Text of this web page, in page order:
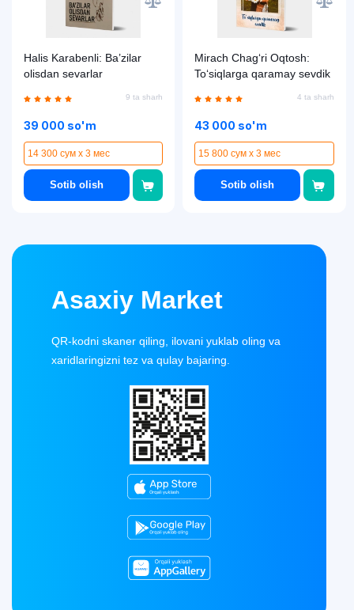
Halis Karabenli: Ba’zilar
olisdan sevarlar
9 ta sharh
39 000 so'm
14 300 сум x 3 мес
Sotib olish
Mirach Chag‘ri Oqtosh:
To‘siqlarga qaramay sevdik
4 ta sharh
43 000 so'm
15 800 сум x 3 мес
Sotib olish
Asaxiy Market
QR-kodni skaner qiling, ilovani yuklab oling va
xaridlaringizni tez va qulay bajaring.